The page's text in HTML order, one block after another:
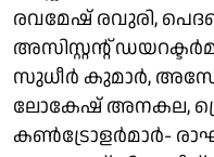
രവമേഷ് രവുരി,
അസിസ്റ്റന്റ്
സുധീർ കുമാർ,
ലോകേഷ് അനകല,
കൺട്രോളർമാർ-